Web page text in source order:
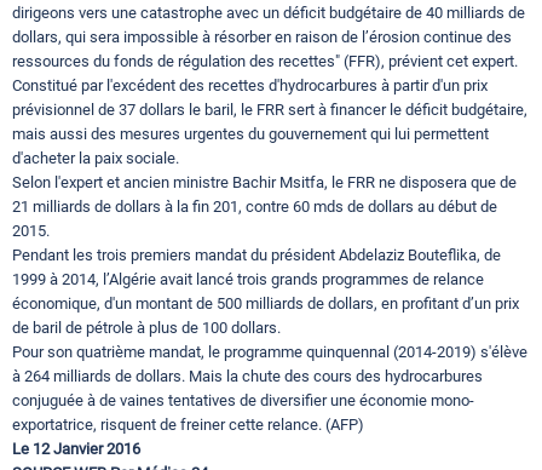
dirigeons vers une catastrophe avec un déficit budgétaire de 40 milliards de
dollars, qui sera impossible à résorber en raison de l’érosion continue des
ressources du fonds de régulation des recettes" (FFR), prévient cet expert.
Constitué par l'excédent des recettes d'hydrocarbures à partir d'un prix
prévisionnel de 37 dollars le baril, le FRR sert à financer le déficit budgétaire,
mais aussi des mesures urgentes du gouvernement qui lui permettent
d'acheter la paix sociale.
Selon l'expert et ancien ministre Bachir Msitfa, le FRR ne disposera que de
21 milliards de dollars à la fin 201, contre 60 mds de dollars au début de
2015.
Pendant les trois premiers mandat du président Abdelaziz Bouteflika, de
1999 à 2014, l’Algérie avait lancé trois grands programmes de relance
économique, d'un montant de 500 milliards de dollars, en profitant d’un prix
de baril de pétrole à plus de 100 dollars.
Pour son quatrième mandat, le programme quinquennal (2014-2019) s'élève
à 264 milliards de dollars. Mais la chute des cours des hydrocarbures
conjuguée à de vaines tentatives de diversifier une économie mono-
exportatrice, risquent de freiner cette relance. (AFP)
Le 12 Janvier 2016